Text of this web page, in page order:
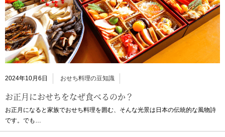
2024年10月6日 おせち料理の豆知識
お正月におせちをなぜ食べるのか？
お正月になると家族でおせち料理を囲む、そんな光景は日本の伝統的な風物詩
です。でも…